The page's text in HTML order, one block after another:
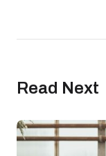
Read Next